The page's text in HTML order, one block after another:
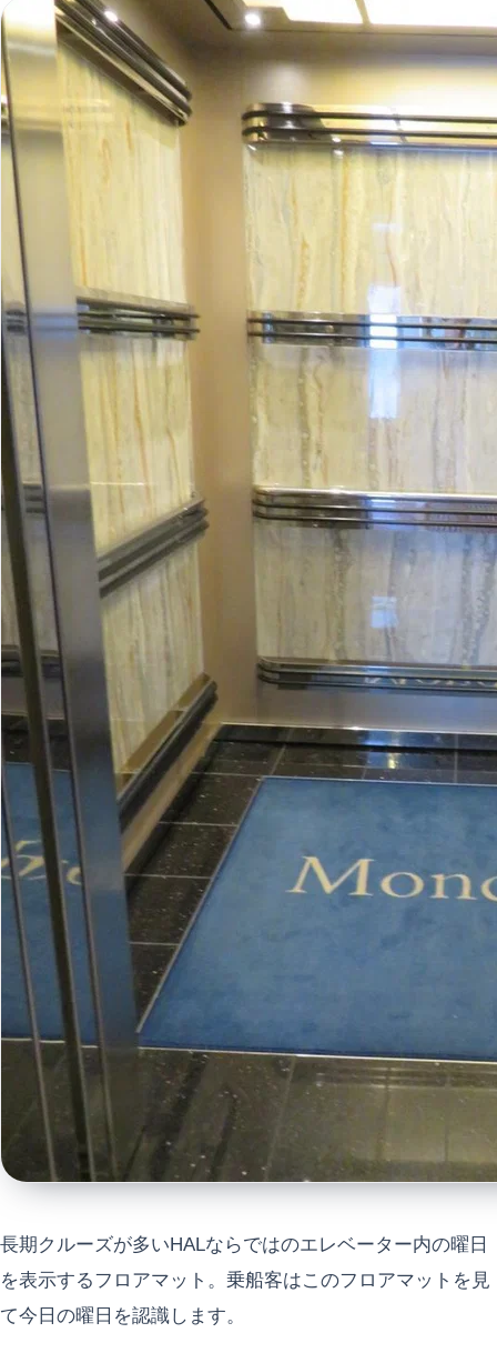
長期クルーズが多いHALならではのエレベーター内の曜日
を表示するフロアマット。乗船客はこのフロアマットを見
て今日の曜日を認識します。